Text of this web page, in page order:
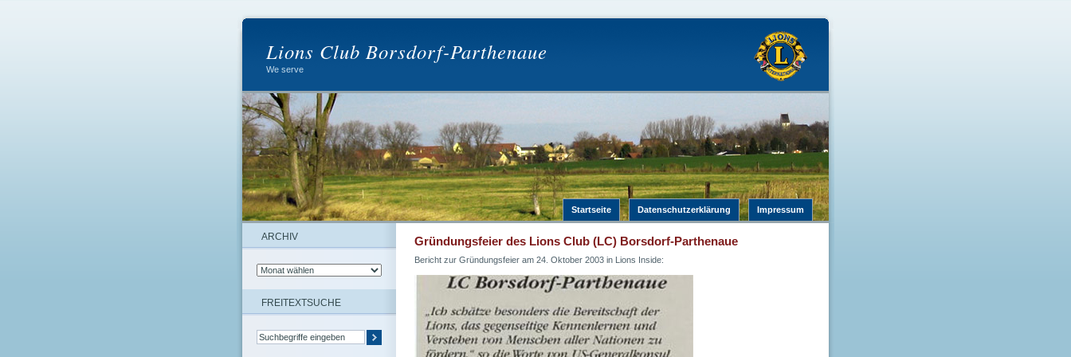
Lions Club Borsdorf-Parthenaue
We serve
Impressum
Datenschutzerklärung
Startseite
ARCHIV
FREITEXTSUCHE
Gründungsfeier des Lions Club (LC) Borsdorf-Parthenaue
Bericht zur Gründungsfeier am 24. Oktober 2003 in Lions Inside: